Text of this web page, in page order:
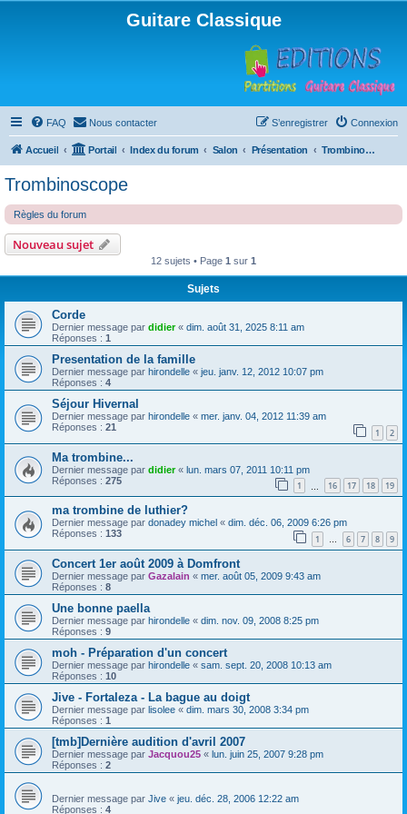
Guitare Classique
FAQ Nous contacter Connexion
S’enregistrer
Accueil Portail Index du forum Salon Présentation Trombinoscope
Trombinoscope
Règles du forum
Nouveau sujet
12 sujets • Page 1 sur 1
Sujets
Corde
Dernier message par didier« dim. août 31, 2025 8:11 am
Réponses : 1
Presentation de la famille
Dernier message par hirondelle « jeu. janv. 12, 2012 10:07 pm
Réponses : 4
Séjour Hivernal
Dernier message par hirondelle « mer. janv. 04, 2012 11:39 am
Réponses : 21 1 2
Ma trombine...
Dernier message par didier« lun. mars 07, 2011 10:11 pm
Réponses : 275 1 16 17 18 19
ma trombine de luthier?
Dernier message par donadey michel « dim. déc. 06, 2009 6:26 pm
Réponses : 133 1 … 6 7 8 9
Concert 1er août 2009 à Domfront
Dernier message par Gazalain « mer. août 05, 2009 9:43 am
Réponses : 8
Une bonne paella
Dernier message par hirondelle « dim. nov. 09, 2008 8:25 pm
Réponses : 9
moh - Préparation d'un concert
Dernier message par hirondelle « sam. sept. 20, 2008 10:13 am
Réponses : 10
Jive - Fortaleza - La bague au doigt
Dernier message par lisolee « dim. mars 30, 2008 3:34 pm
Réponses : 1
[tmb]Dernière audition d'avril 2007
Dernier message par Jacquou25 « lun. juin 25, 2007 9:28 pm
Réponses : 2
Dernier message par Jive « jeu. déc. 28, 2006 12:22 am
Réponses : 4